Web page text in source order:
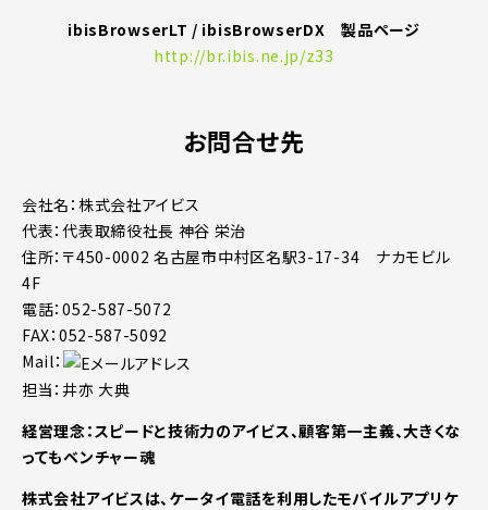
ibisBrowserLT / ibisBrowserDX 製品ページ
http://br.ibis.ne.jp/z33
お問合せ先
会社名：株式会社アイビス
代表：代表取締役社長 神谷 栄治
住所：〒450-0002 名古屋市中村区名駅3-17-34 ナカモビル
4F
電話：052-587-5072
FAX：052-587-5092
Mail：
担当：井亦 大典
経営理念：スピードと技術力のアイビス、顧客第一主義、大きくな
ってもベンチャー魂
株式会社アイビスは、ケータイ電話を利用したモバイルアプリケ